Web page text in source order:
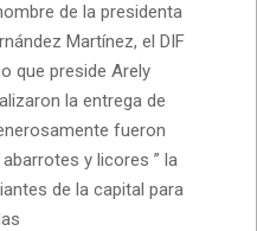
de la presidenta
Martínez, el DIF
que preside Arely
la entrega de
fueron
y licores ” la
de la capital para